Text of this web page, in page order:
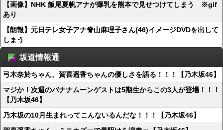
【画像】NHK 飯尾夏帆アナが爆乳を熊本で見せつけてしまう ※gif
あり
【朗報】元日テレ女子アナ脊山麻理子さん(46)イメージDVDを出して
しまう
坂道情報通
弓木奈於ちゃん、賀喜遥香ちゃんの優しさを語る！！！【乃木坂46】
マジか！次週のバナナムーンゲストは5期生からこの3人が登場！！！
【乃木坂46】
乃木坂の10月生まれってこんないるんだな！！！【乃木坂46】